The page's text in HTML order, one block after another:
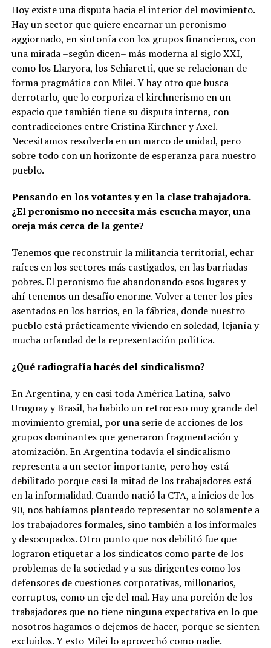
Hoy existe una disputa hacia el interior del movimiento.
Hay un sector que quiere encarnar un peronismo
aggiornado, en sintonía con los grupos financieros, con
una mirada –según dicen– más moderna al siglo XXI,
como los Llaryora, los Schiaretti, que se relacionan de
forma pragmática con Milei. Y hay otro que busca
derrotarlo, que lo corporiza el kirchnerismo en un
espacio que también tiene su disputa interna, con
contradicciones entre Cristina Kirchner y Axel.
Necesitamos resolverla en un marco de unidad, pero
sobre todo con un horizonte de esperanza para nuestro
pueblo.
Pensando en los votantes y en la clase trabajadora.
¿El peronismo no necesita más escucha mayor, una
oreja más cerca de la gente?
Tenemos que reconstruir la militancia territorial, echar
raíces en los sectores más castigados, en las barriadas
pobres. El peronismo fue abandonando esos lugares y
ahí tenemos un desafío enorme. Volver a tener los pies
asentados en los barrios, en la fábrica, donde nuestro
pueblo está prácticamente viviendo en soledad, lejanía y
mucha orfandad de la representación política.
¿Qué radiografía hacés del sindicalismo?
En Argentina, y en casi toda América Latina, salvo
Uruguay y Brasil, ha habido un retroceso muy grande del
movimiento gremial, por una serie de acciones de los
grupos dominantes que generaron fragmentación y
atomización. En Argentina todavía el sindicalismo
representa a un sector importante, pero hoy está
debilitado porque casi la mitad de los trabajadores está
en la informalidad. Cuando nació la CTA, a inicios de los
90, nos habíamos planteado representar no solamente a
los trabajadores formales, sino también a los informales
y desocupados. Otro punto que nos debilitó fue que
lograron etiquetar a los sindicatos como parte de los
problemas de la sociedad y a sus dirigentes como los
defensores de cuestiones corporativas, millonarios,
corruptos, como un eje del mal. Hay una porción de los
trabajadores que no tiene ninguna expectativa en lo que
nosotros hagamos o dejemos de hacer, porque se sienten
excluidos. Y esto Milei lo aprovechó como nadie.